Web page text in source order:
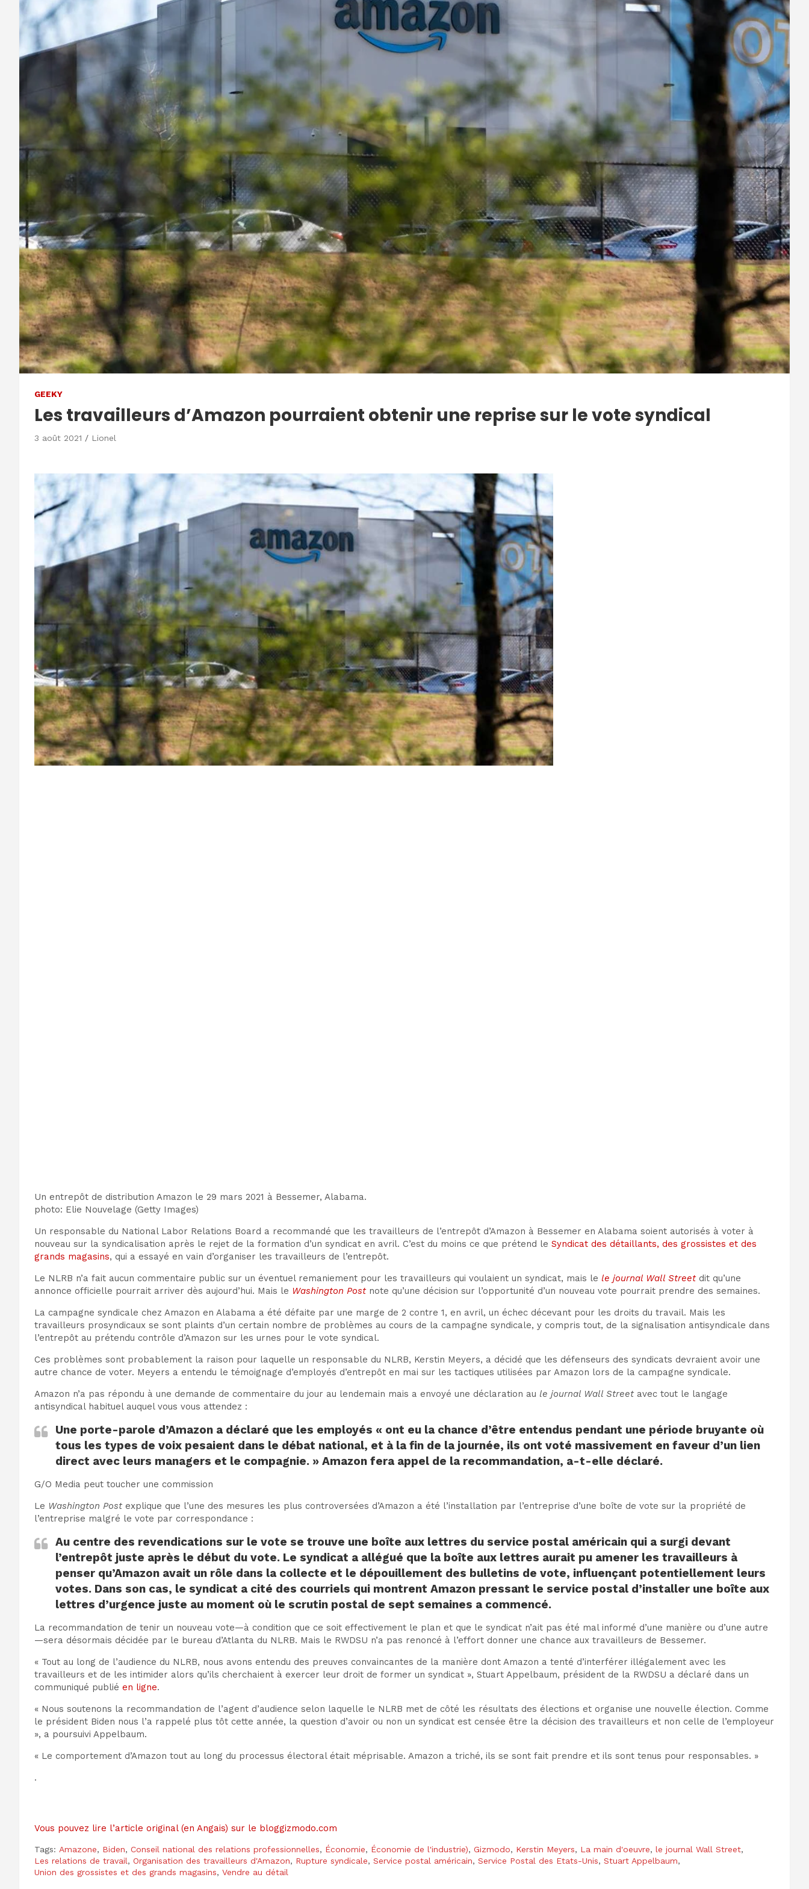
GEEKY
Les travailleurs d’Amazon pourraient obtenir une reprise sur le vote syndical
3 août 2021 Lionel
Un entrepôt de distribution Amazon le 29 mars 2021 à Bessemer, Alabama.
photo: Elie Nouvelage (Getty Images)
Un responsable du National Labor Relations Board a recommandé que les travailleurs de l’entrepôt d’Amazon à Bessemer en Alabama soient autorisés à voter à
nouveau sur la syndicalisation après le rejet de la formation d’un syndicat en avril. C’est du moins ce que prétend le Syndicat des détaillants, des grossistes et des
grands magasins, qui a essayé en vain d’organiser les travailleurs de l’entrepôt.
Le NLRB n’a fait aucun commentaire public sur un éventuel remaniement pour les travailleurs qui voulaient un syndicat, mais le le journal Wall Streetdit qu’une
annonce officielle pourrait arriver dès aujourd’hui. Mais le Washington Postnote qu’une décision sur l’opportunité d’un nouveau vote pourrait prendre des semaines.
La campagne syndicale chez Amazon en Alabama a été défaite par une marge de 2 contre 1, en avril, un échec décevant pour les droits du travail. Mais les
travailleurs prosyndicaux se sont plaints d’un certain nombre de problèmes au cours de la campagne syndicale, y compris tout, de la signalisation antisyndicale dans
l’entrepôt au prétendu contrôle d’Amazon sur les urnes pour le vote syndical.
Ces problèmes sont probablement la raison pour laquelle un responsable du NLRB, Kerstin Meyers, a décidé que les défenseurs des syndicats devraient avoir une
autre chance de voter. Meyers a entendu le témoignage d’employés d’entrepôt en mai sur les tactiques utilisées par Amazon lors de la campagne syndicale.
Amazon n’a pas répondu à une demande de commentaire du jour au lendemain mais a envoyé une déclaration au le journal Wall Streetavec tout le langage
antisyndical habituel auquel vous vous attendez :
Une porte-parole d’Amazon a déclaré que les employés « ont eu la chance d’être entendus pendant une période bruyante où
tous les types de voix pesaient dans le débat national, et à la fin de la journée, ils ont voté massivement en faveur d’un lien
direct avec leurs managers et le compagnie. » Amazon fera appel de la recommandation, a-t-elle déclaré.
G/O Media peut toucher une commission
Le Washington Postexplique que l’une des mesures les plus controversées d’Amazon a été l’installation par l’entreprise d’une boîte de vote sur la propriété de
l’entreprise malgré le vote par correspondance :
Au centre des revendications sur le vote se trouve une boîte aux lettres du service postal américain qui a surgi devant
l’entrepôt juste après le début du vote. Le syndicat a allégué que la boîte aux lettres aurait pu amener les travailleurs à
penser qu’Amazon avait un rôle dans la collecte et le dépouillement des bulletins de vote, influençant potentiellement leurs
votes. Dans son cas, le syndicat a cité des courriels qui montrent Amazon pressant le service postal d’installer une boîte aux
lettres d’urgence juste au moment où le scrutin postal de sept semaines a commencé.
La recommandation de tenir un nouveau vote—à condition que ce soit effectivement le plan et que le syndicat n’ait pas été mal informé d’une manière ou d’une autre
—sera désormais décidée par le bureau d’Atlanta du NLRB. Mais le RWDSU n’a pas renoncé à l’effort donner une chance aux travailleurs de Bessemer.
« Tout au long de l’audience du NLRB, nous avons entendu des preuves convaincantes de la manière dont Amazon a tenté d’interférer illégalement avec les
travailleurs et de les intimider alors qu’ils cherchaient à exercer leur droit de former un syndicat », Stuart Appelbaum, président de la RWDSU a déclaré dans un
communiqué publié en ligne.
« Nous soutenons la recommandation de l’agent d’audience selon laquelle le NLRB met de côté les résultats des élections et organise une nouvelle élection. Comme
le président Biden nous l’a rappelé plus tôt cette année, la question d’avoir ou non un syndicat est censée être la décision des travailleurs et non celle de l’employeur
», a poursuivi Appelbaum.
« Le comportement d’Amazon tout au long du processus électoral était méprisable. Amazon a triché, ils se sont fait prendre et ils sont tenus pour responsables. »
.
Vous pouvez lire l’article original (en Angais) sur le bloggizmodo.com
Tags: Amazone, Biden, Conseil national des relations professionnelles, Économie, Économie de l'industrie), Gizmodo, Kerstin Meyers, La main d'oeuvre, le journal Wall Street,
Les relations de travail, Organisation des travailleurs d'Amazon, Rupture syndicale, Service postal américain, Service Postal des Etats-Unis, Stuart Appelbaum,
Union des grossistes et des grands magasins, Vendre au détail